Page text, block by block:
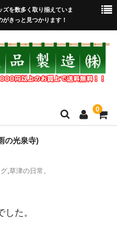
を数多く取り揃えていま
きっと見つかります！
0
の光泉寺)
, 草津の日常。
た。